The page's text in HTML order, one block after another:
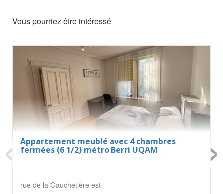
Vous pourriez être intéressé
Appartement meublé avec 4 chambres
fermées (6 1/2) métro Berri UQAM
rue de la Gauchetière est
‹ ›